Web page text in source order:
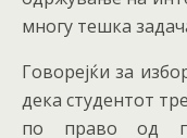
многу тешка
Говорејќи за
дека студентот
по право од